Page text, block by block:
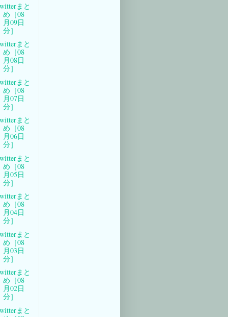
まと
め［08
月09日
分］
まと
め［08
月08日
分］
まと
め［08
月07日
分］
まと
め［08
月06日
分］
まと
め［08
月05日
分］
まと
め［08
月04日
分］
まと
め［08
月03日
分］
まと
め［08
月02日
分］
まと